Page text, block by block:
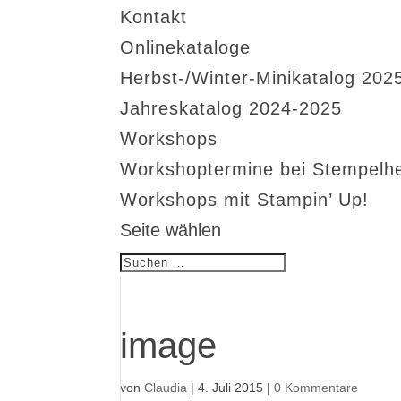
Kontakt
Onlinekataloge
Herbst-/Winter-Minikatalog
Jahreskatalog 2024-2025
Workshops
Workshoptermine bei
Workshops mit Stampin’ Up!
Seite wählen
image
vonClaudia |4. Juli 2015 |0 Kommentare